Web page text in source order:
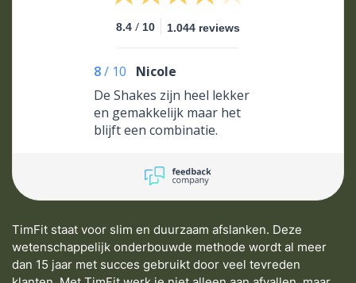
8.4 / 10 1.044 reviews
8/ 10
Nicole
De Shakes zijn heel lekker
en gemakkelijk maar het
blijft een combinatie.
TimFit staat voor slim en duurzaam afslanken. Deze
wetenschappelijk onderbouwde methode wordt al meer
dan 15 jaar met succes gebruikt door veel tevreden